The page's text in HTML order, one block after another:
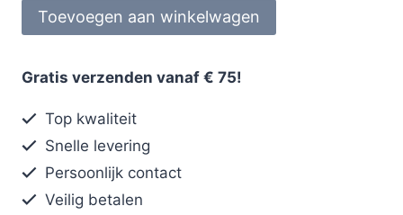
Toevoegen aan winkelwagen
Gratis verzenden vanaf € 75!
Top kwaliteit
Snelle levering
Persoonlijk contact
Veilig betalen